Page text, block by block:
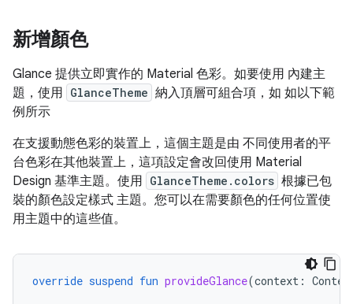
新增顏色
Glance 提供立即實作的 Material 色彩。如要使用 內建主
題，使用 GlanceTheme 納入頂層可組合項，如 如以下範
例所示
在支援動態色彩的裝置上，這個主題是由 不同使用者的平
台色彩在其他裝置上，這項設定會改回使用 Material
Design 基準主題。使用 GlanceTheme.colors 根據已包
裝的顏色設定樣式 主題。您可以在需要顏色的任何位置使
用主題中的這些值。
override suspend fun provideGlance(context :